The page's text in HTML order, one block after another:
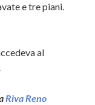
e tre piani.
al
Riva Reno